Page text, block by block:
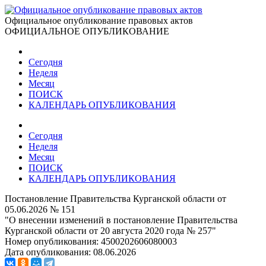
Официальное опубликование правовых актов
ОФИЦИАЛЬНОЕ ОПУБЛИКОВАНИЕ
Сегодня
Неделя
Месяц
ПОИСК
КАЛЕНДАРЬ ОПУБЛИКОВАНИЯ
Сегодня
Неделя
Месяц
ПОИСК
КАЛЕНДАРЬ ОПУБЛИКОВАНИЯ
Постановление Правительства Курганской области от
05.06.2026 № 151
"О внесении изменений в постановление Правительства
Курганской области от 20 августа 2020 года № 257"
Номер опубликования: 4500202606080003
Дата опубликования: 08.06.2026